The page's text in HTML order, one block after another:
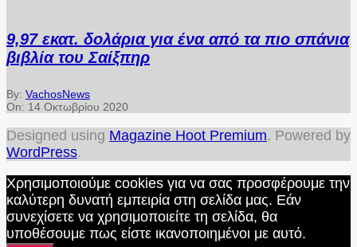
9,97 εκατ. δολάρια για ένα από τα πιο σπάνια
βιβλία του Σαίξπηρ
By: VachosNews
On: 14 Οκτωβρίου 2020
Designed using Magazine Hoot Premium. Powered by
WordPress.
Χρησιμοποιούμε cookies για να σας προσφέρουμε την
καλύτερη δυνατή εμπειρία στη σελίδα μας. Εάν
συνεχίσετε να χρησιμοποιείτε τη σελίδα, θα
υποθέσουμε πως είστε ικανοποιημένοι με αυτό.